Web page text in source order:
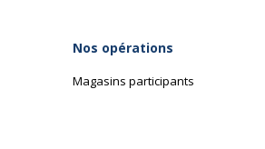
Nos opérations
Magasins participants